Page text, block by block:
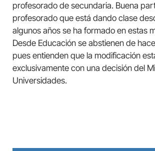
profesorado de secundaria. Buena
profesorado que está dando clase
algunos años se ha formado en estas
Desde Educación se abstienen de
pues entienden que la modificación
exclusivamente con una decisión del
Universidades.